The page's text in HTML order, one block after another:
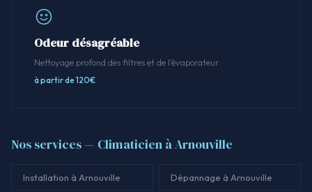
Odeur désagréable
Nettoyage profond des filtres et de l'évaporateur.
à partir de 120€
Nos services — Climaticien à Arnouville
Installation à Arnouville Dépannage à Arnouville